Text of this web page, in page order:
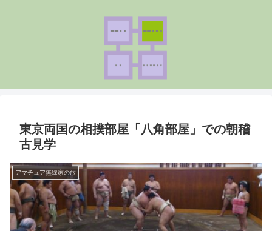
東京両国の相撲部屋「八角部屋」での朝稽
古見学
アマチュア無線家の旅